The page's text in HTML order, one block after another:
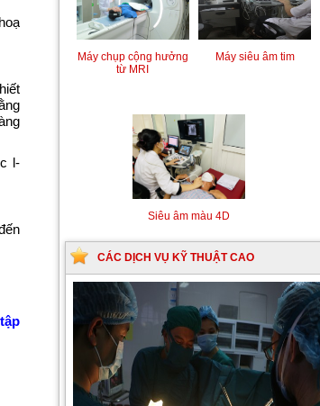
l­
Máy chụp cộng hưởng
từ MRI
Siêu âm Doppler xuyên
sọ
Máy siêu âm tim
Kỹ thuật chụp mạch máu
Siêu âm màu 4D
CÁC DỊCH VỤ KỸ THUẬT CAO